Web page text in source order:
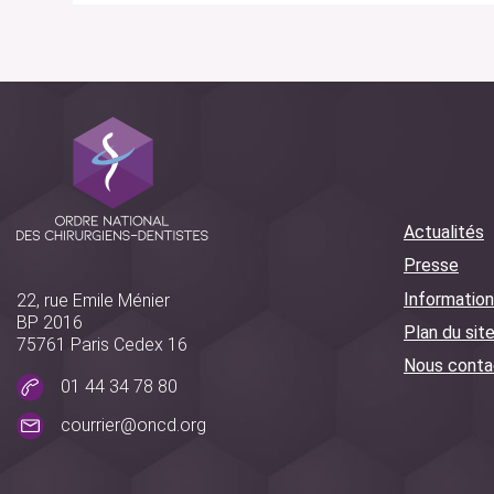
22, rue Emile Ménier
BP 2016
75761 Paris Cedex 16
01 44 34 78 80
courrier@oncd.org
Actualités
Presse
Plan du site
Nous